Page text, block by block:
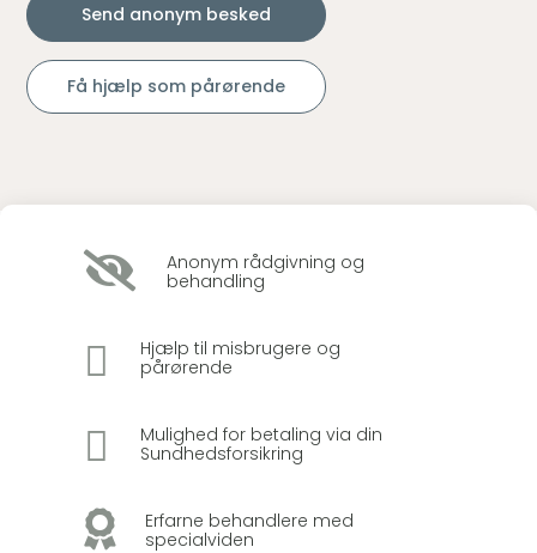
Send anonym besked
Få hjælp som pårørende

Anonym rådgivning og
behandling

Hjælp til misbrugere og
pårørende

Mulighed for betaling via din
Sundhedsforsikring

Erfarne behandlere med
specialviden